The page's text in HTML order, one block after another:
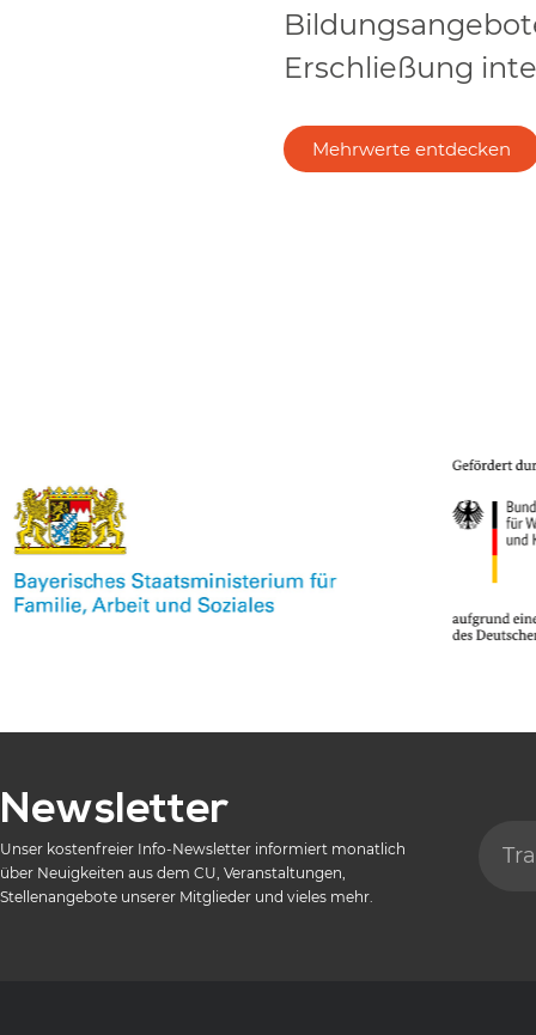
Erschließung
Mehrwerte entdecken
Newsletter
Unser kostenfreier Info-Newsletter informiert monatlich
über Neuigkeiten aus dem CU, Veranstaltungen,
Stellenangebote unserer Mitglieder und vieles mehr.